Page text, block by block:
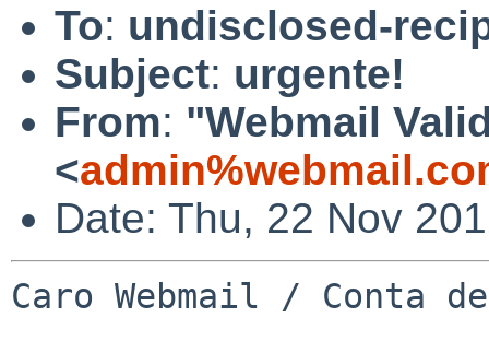
To: undisclosed-
Subject: urgente!
From: "Webmail
<
Date: Thu, 22 Nov
Caro Webmail / Conta